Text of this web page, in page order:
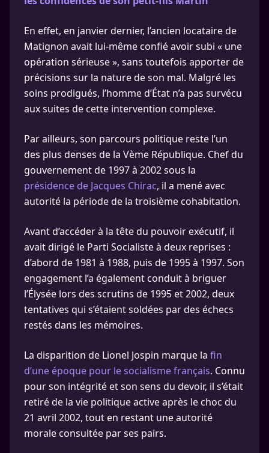
En effet, en janvier dernier, l’ancien locataire de
Matignon avait lui-même confié avoir subi « une
opération sérieuse », sans toutefois apporter de
précisions sur la nature de son mal. Malgré les
soins prodigués, l’homme d’État n’a pas survécu
aux suites de cette intervention complexe.
Par ailleurs, son parcours politique reste l’un
des plus denses de la Vème République. Chef du
gouvernement de 1997 à 2002 sous la
présidence de Jacques Chirac, il a mené avec
autorité la période de la troisième cohabitation.
Avant d’accéder à la tête du pouvoir exécutif, il
avait dirigé le Parti Socialiste à deux reprises :
d’abord de 1981 à 1988, puis de 1995 à 1997. Son
engagement l’a également conduit à briguer
l’Élysée lors des scrutins de 1995 et 2002, deux
tentatives qui s’étaient soldées par des échecs
restés dans les mémoires.
La disparition de Lionel Jospin marque la fin
d’une époque pour le socialisme français. Connu
pour son intégrité et son sens du devoir, il s’était
retiré de la vie politique active après le choc du
21 avril 2002, tout en restant une autorité
morale consultée par ses pairs.